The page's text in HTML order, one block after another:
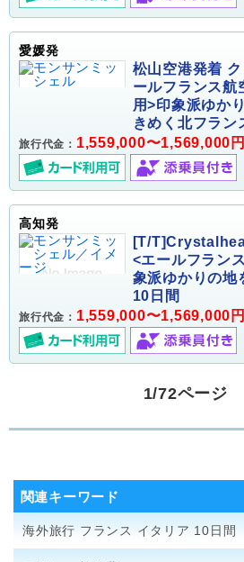
愛媛発
松山空港発着
ールフランス航
用>印象派ゆか
きめく北フラン
旅行代金： 1,559,000〜1,569,000円
高知発
[T/
<エールフラン
象派ゆかりの地
10日間
旅行代金： 1,559,000〜1,569,000円
1/72ページ
関連キーワード
海外旅行 フランス イタリア 10日間